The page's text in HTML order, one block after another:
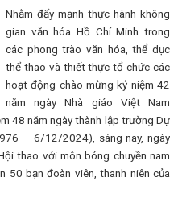
Nhằm đẩy mạnh thực hành không
gian văn hóa Hồ Chí Minh trong
các phong trào văn hóa, thể dục
thể thao và thiết thực tổ chức các
hoạt động chào mừng kỷ niệm 42
năm ngày Nhà giáo Việt Nam
năm ngày thành lập trường Dự
– 6/12/2024), sáng nay, ngày
thao với môn bóng chuyền nam
50 bạn đoàn viên, thanh niên của